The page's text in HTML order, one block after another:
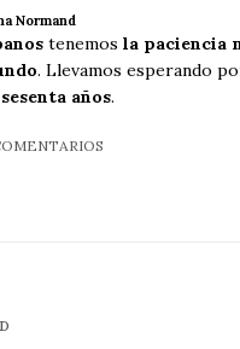
Normand
tenemos la paciencia
. Llevamos esperando
años.